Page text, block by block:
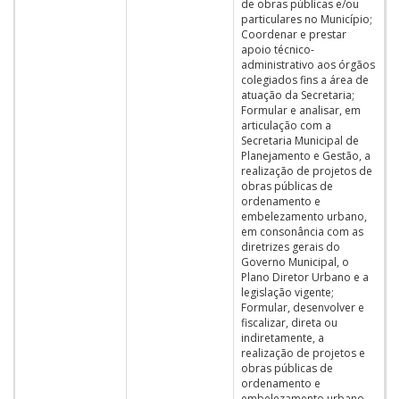
de obras públicas e/ou
particulares no Município;
Coordenar e prestar
apoio técnico-
administrativo aos órgãos
colegiados fins a área de
atuação da Secretaria;
Formular e analisar, em
articulação com a
Secretaria Municipal de
Planejamento e Gestão, a
realização de projetos de
obras públicas de
ordenamento e
embelezamento urbano,
em consonância com as
diretrizes gerais do
Governo Municipal, o
Plano Diretor Urbano e a
legislação vigente;
Formular, desenvolver e
fiscalizar, direta ou
indiretamente, a
realização de projetos e
obras públicas de
ordenamento e